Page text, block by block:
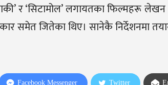
र ‘सिटामोल’ लगायतका फिल्महरू
समेत जितेका थिए। सानेकै निर्देशनमा
Facebook Messenger Twitter